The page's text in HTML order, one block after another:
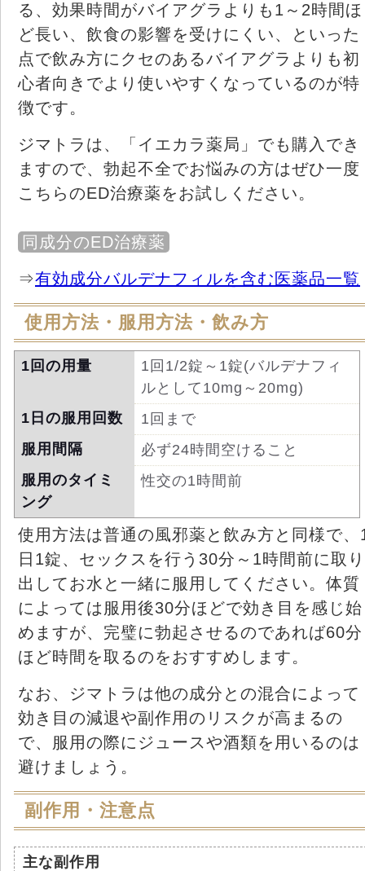
る、効果時間がバイアグラよりも1～2時間ほ
ど長い、飲食の影響を受けにくい、といった
点で飲み方にクセのあるバイアグラよりも初
心者向きでより使いやすくなっているのが特
徴です。
ジマトラは、「イエカラ薬局」でも購入でき
ますので、勃起不全でお悩みの方はぜひ一度
こちらのED治療薬をお試しください。
同成分のED治療薬
⇒有効成分バルデナフィルを含む医薬品一覧
使用方法・服用方法・飲み方
1回の用量
1回1/2錠～1錠(バルデナフィ
ルとして10mg～20mg)
1日の服用回数
1回まで
服用間隔
必ず24時間空けること
服用のタイミ
ング
性交の1時間前
使用方法は普通の風邪薬と飲み方と同様で、
日1錠、セックスを行う30分～1時間前に取り
出してお水と一緒に服用してください。体質
によっては服用後30分ほどで効き目を感じ始
めますが、完璧に勃起させるのであれば60分
ほど時間を取るのをおすすめします。
なお、ジマトラは他の成分との混合によって
効き目の減退や副作用のリスクが高まるの
で、服用の際にジュースや酒類を用いるのは
避けましょう。
副作用・注意点
主な副作用